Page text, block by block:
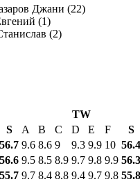
Джани (22)
(1)
(2)
TW
S A B C D E F
S
56.7 9.6 8.6 9 9.3 9.9 10 56.4
56.6 9.5 8.5 8.9 9.7 9.8 9.9 56.3
55.7 9.7 8.4 8.8 9.4 9.7 9.8 55.8